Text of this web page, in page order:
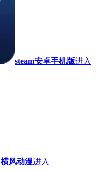
steam安卓手机版进入
横风动漫进入